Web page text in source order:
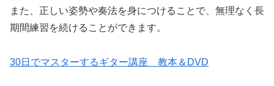
また、正しい姿勢や奏法を身につけることで、無理なく長
期間練習を続けることができます。
30日でマスターするギター講座 教本＆DVD